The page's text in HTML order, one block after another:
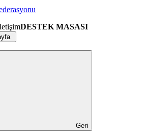
DESTEK MASASI
Geri